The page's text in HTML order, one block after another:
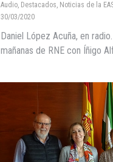
Audio, Destacados, Noticias de la
30/03/2020
Daniel López Acuña, en
mañanas de RNE con Íñigo